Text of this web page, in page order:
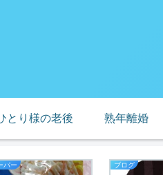
とり様の老後 熟年離婚
パー ブログ